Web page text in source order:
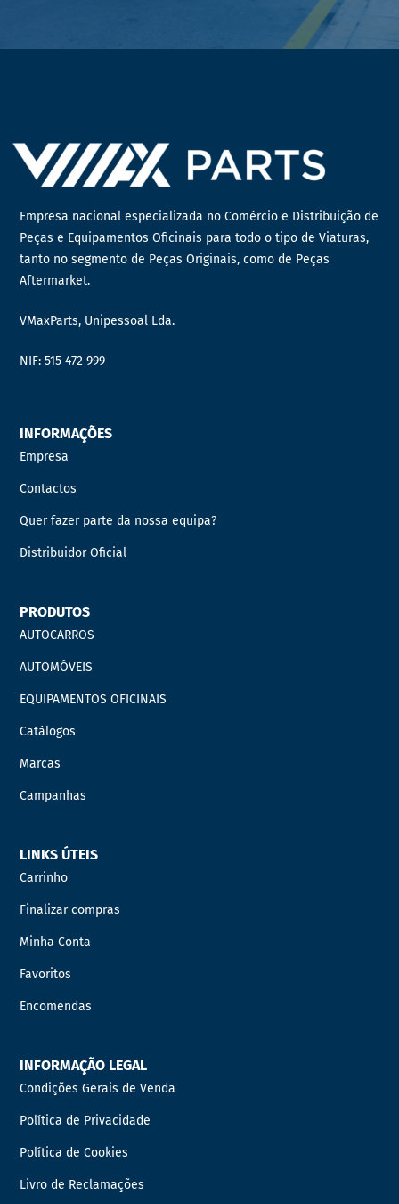
Empresa nacional especializada no Comércio e Distribuição de
Peças e Equipamentos Oficinais para todo o tipo de Viaturas,
tanto no segmento de Peças Originais, como de Peças
Aftermarket.
VMaxParts, Unipessoal Lda.
NIF: 515 472 999
INFORMAÇÕES
Empresa
Contactos
Quer fazer parte da nossa equipa?
Distribuidor Oficial
PRODUTOS
AUTOCARROS
AUTOMÓVEIS
EQUIPAMENTOS OFICINAIS
Catálogos
Marcas
Campanhas
LINKS ÚTEIS
Carrinho
Finalizar compras
Minha Conta
Favoritos
Encomendas
INFORMAÇÃO LEGAL
Condições Gerais de Venda
Política de Privacidade
Política de Cookies
Livro de Reclamações